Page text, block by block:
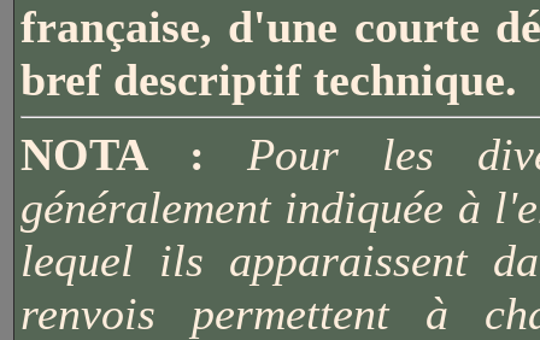
française, d'une courte
bref descriptif technique.
NOTA : Pour les
généralement indiquée à
lequel ils apparaissent
renvois permettent à